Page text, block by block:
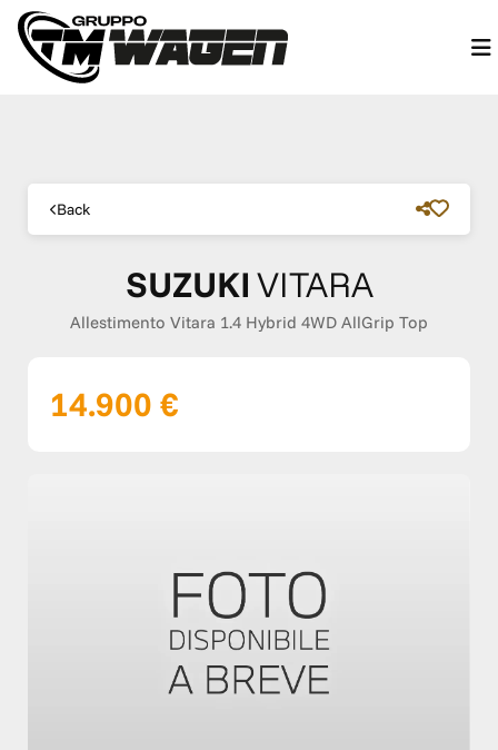
Back
SUZUKI VITARA
Allestimento Vitara 1.4 Hybrid 4WD AllGrip Top
14.900 €